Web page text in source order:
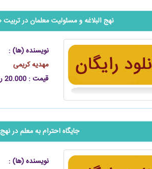
‬‬‬‬‬‬‬‬‬‬‬‬‬‬‬‬‬‬‬‬نهج البلاغه و مسئولیت معلمان در
نویسنده (ها) :
مهدیه کریمی
قیمت : 20.000 ریال
جایگاه احترام به معلم در نهج
نویسنده (ها) :